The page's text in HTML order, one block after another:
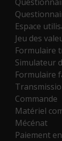
Espace
Jeu des
Formulaire
Simulateur
Formulaire
Commande
Matériel
Mécénat
Paiement